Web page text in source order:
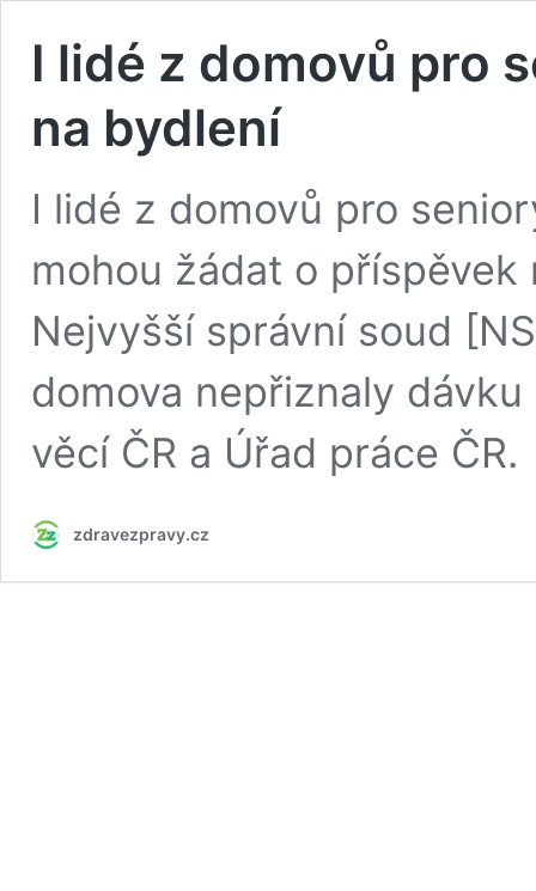
I lidé z domovů pro
na bydlení
I lidé z domovů pro
mohou žádat o
Nejvyšší správní soud
domova nepřiznaly
věcí ČR a Úřad práce ČR.
zdravezpravy.cz